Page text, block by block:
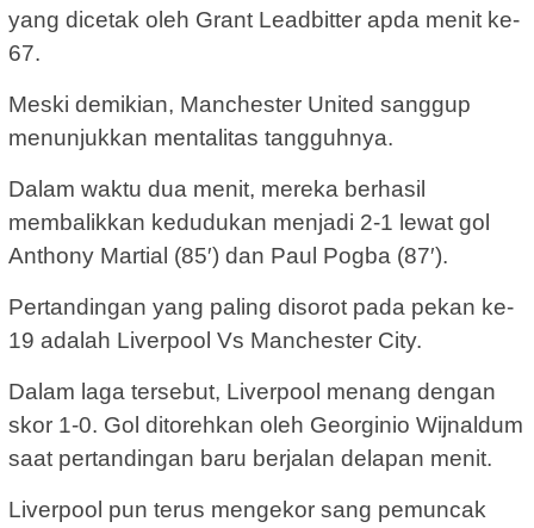
yang dicetak oleh Grant Leadbitter apda menit ke-
67.
Meski demikian, Manchester United sanggup
menunjukkan mentalitas tangguhnya.
Dalam waktu dua menit, mereka berhasil
membalikkan kedudukan menjadi 2-1 lewat gol
Anthony Martial (85′) dan Paul Pogba (87′).
Pertandingan yang paling disorot pada pekan ke-
19 adalah Liverpool Vs Manchester City.
Dalam laga tersebut, Liverpool menang dengan
skor 1-0. Gol ditorehkan oleh Georginio Wijnaldum
saat pertandingan baru berjalan delapan menit.
Liverpool pun terus mengekor sang pemuncak